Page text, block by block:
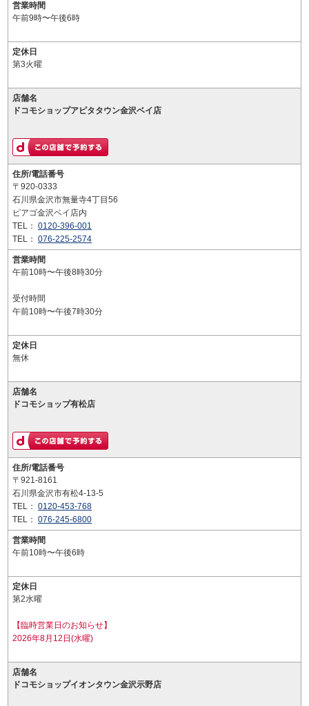
営業時間
午前9時〜午後6時
定休日
第3火曜
店舗名
ドコモショップアピタタウン金沢ベイ店
住所/電話番号
〒920-0333
石川県金沢市無量寺4丁目56
ピアゴ金沢ベイ店内
TEL： 0120-396-001
TEL： 076-225-2574
営業時間
午前10時〜午後8時30分
受付時間
午前10時〜午後7時30分
定休日
無休
店舗名
ドコモショップ有松店
住所/電話番号
〒921-8161
石川県金沢市有松4-13-5
TEL： 0120-453-768
TEL： 076-245-6800
営業時間
午前10時〜午後6時
定休日
第2水曜
【臨時営業日のお知らせ】
2026年8月12日(水曜)
店舗名
ドコモショップイオンタウン金沢示野店